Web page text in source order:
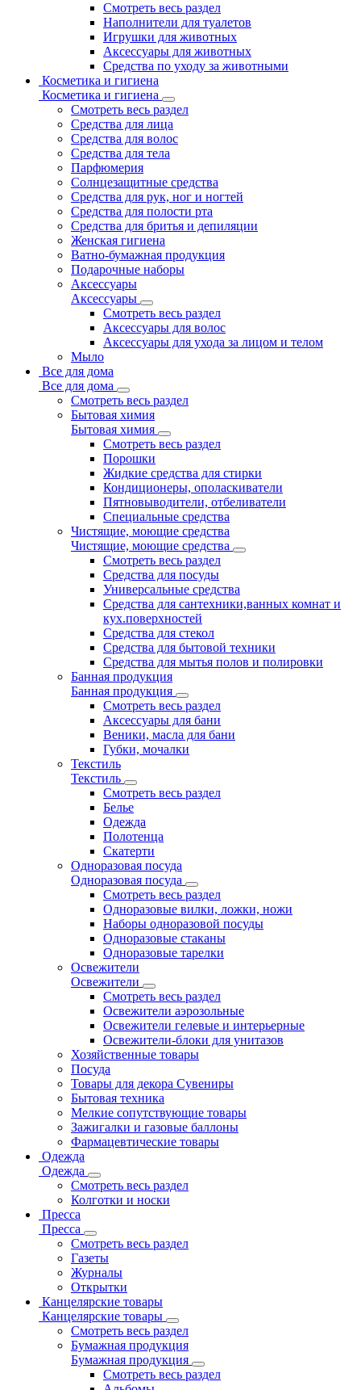
Смотреть весь раздел
Наполнители для туалетов
Игрушки для животных
Аксессуары для животных
Средства по уходу за животными
Косметика и гигиена
Косметика и гигиена
Смотреть весь раздел
Средства для лица
Средства для волос
Средства для тела
Парфюмерия
Солнцезащитные средства
Средства для рук, ног и ногтей
Средства для полости рта
Средства для бритья и депиляции
Женская гигиена
Ватно-бумажная продукция
Подарочные наборы
Аксессуары
Аксессуары
Смотреть весь раздел
Аксессуары для волос
Аксессуары для ухода за лицом и телом
Мыло
Все для дома
Все для дома
Смотреть весь раздел
Бытовая химия
Бытовая химия
Смотреть весь раздел
Порошки
Жидкие средства для стирки
Кондиционеры, ополаскиватели
Пятновыводители, отбеливатели
Специальные средства
Чистящие, моющие средства
Чистящие, моющие средства
Смотреть весь раздел
Средства для посуды
Универсальные средства
Средства для сантехники,ванных комнат и
кух.поверхностей
Средства для стекол
Средства для бытовой техники
Средства для мытья полов и полировки
Банная продукция
Банная продукция
Смотреть весь раздел
Аксессуары для бани
Веники, масла для бани
Губки, мочалки
Текстиль
Текстиль
Смотреть весь раздел
Белье
Одежда
Полотенца
Скатерти
Одноразовая посуда
Одноразовая посуда
Смотреть весь раздел
Одноразовые вилки, ложки, ножи
Наборы одноразовой посуды
Одноразовые стаканы
Одноразовые тарелки
Освежители
Освежители
Смотреть весь раздел
Освежители аэрозольные
Освежители гелевые и интерьерные
Освежители-блоки для унитазов
Хозяйственные товары
Посуда
Товары для декора Сувениры
Бытовая техника
Мелкие сопутствующие товары
Зажигалки и газовые баллоны
Фармацевтические товары
Одежда
Одежда
Смотреть весь раздел
Колготки и носки
Пресса
Пресса
Смотреть весь раздел
Газеты
Журналы
Открытки
Канцелярские товары
Канцелярские товары
Смотреть весь раздел
Бумажная продукция
Бумажная продукция
Смотреть весь раздел